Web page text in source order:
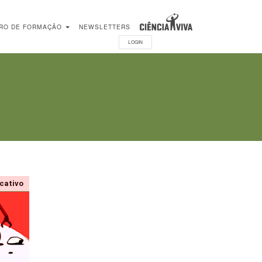
DE FORMAÇÃO NEWSLETTERS
LOGIN